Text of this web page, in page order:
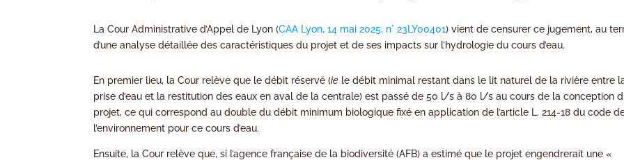
La Cour Administrative d’Appel de Lyon (CAA Lyon, 14 mai 2025, n° 23LY00401) vient de censurer ce jugement, au
d’une analyse détaillée des caractéristiques du projet et de ses impacts sur l’hydrologie du cours d’eau.
En premier lieu, la Cour relève que le débit réservé (ie le débit minimal restant dans le lit naturel de la rivière entre
prise d’eau et la restitution des eaux en aval de la centrale) est passé de 50 l/s à 80 l/s au cours de la conception
projet, ce qui correspond au double du débit minimum biologique fixé en application de l’article L. 214-18 du code
l’environnement pour ce cours d’eau.
Ensuite, la Cour relève que, si l’agence française de la biodiversité (AFB) a estimé que le projet engendrerait une «